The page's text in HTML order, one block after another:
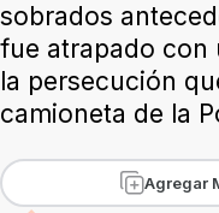
sobrados
fue atrapado con
la persecución
camioneta de la
Agregar